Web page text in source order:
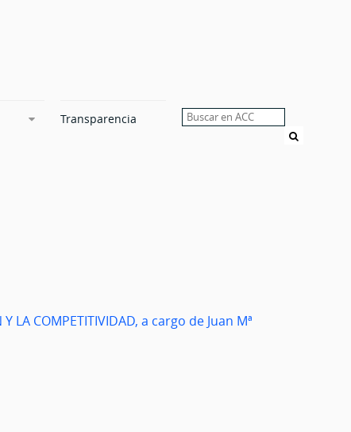
Transparencia
LA COMPETITIVIDAD, a cargo de Juan Mª